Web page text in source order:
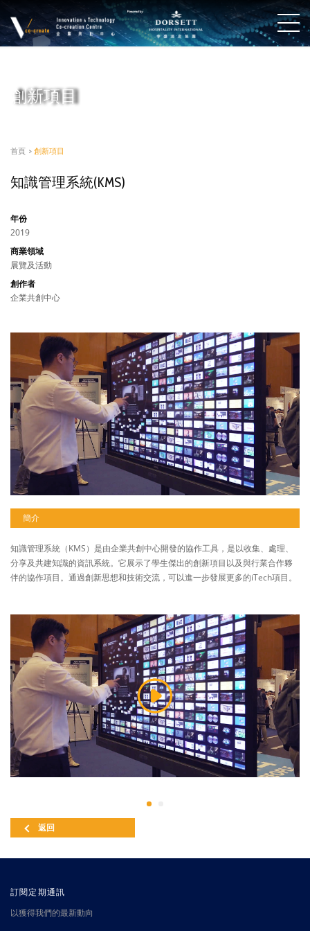
創新項目
首頁 > 創新項目
知識管理系統(KMS)
年份
2019
商業領域
展覽及活動
創作者
企業共創中心
簡介
知識管理系統（KMS）是由企業共創中心開發的協作工具，是以收集、處理、
分享及共建知識的資訊系統。它展示了學生傑出的創新項目以及與行業合作夥
伴的協作項目。通過創新思想和技術交流，可以進一步發展更多的iTech項目。
返回
訂閱定期通訊
以獲得我們的最新動向